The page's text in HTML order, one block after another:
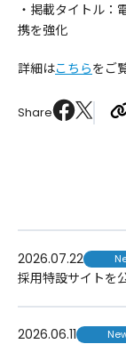
・掲載タイトル
携を強化
詳細はこちらをご
Share
2026.07.22
採用特設サイトを
2026.06.11